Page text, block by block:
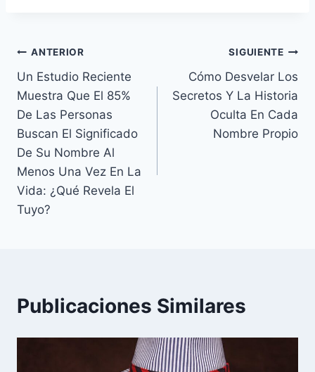
Navegación
de
entradas
ANTERIOR
Un Estudio Reciente
Muestra Que El 85%
De Las Personas
Buscan El Significado
De Su Nombre Al
Menos Una Vez En La
Vida: ¿Qué Revela El
Tuyo?
SIGUIENTE
Cómo Desvelar Los
Secretos Y La Historia
Oculta En Cada
Nombre Propio
Publicaciones Similares